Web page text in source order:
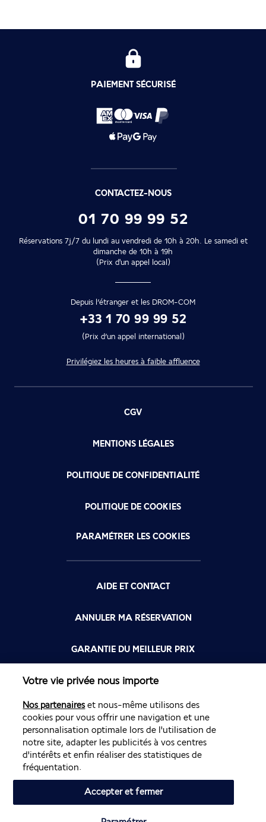
PAIEMENT SÉCURISÉ
CONTACTEZ-NOUS
01 70 99 99 52
Réservations 7j/7 du lundi au vendredi de 10h à 20h. Le samedi et
dimanche de 10h à 19h
(Prix d'un appel local)
Depuis l’étranger et les DROM-COM
+33 1 70 99 99 52
(Prix d’un appel international)
Privilégiez les heures à faible affluence
CGV
MENTIONS LÉGALES
POLITIQUE DE CONFIDENTIALITÉ
POLITIQUE DE COOKIES
PARAMÉTRER LES COOKIES
AIDE ET CONTACT
ANNULER MA RÉSERVATION
GARANTIE DU MEILLEUR PRIX
FLYING BLUE
FLEXIBILITÉ
Site édité par PerfectStay.com en partenariat avec Air France. Les
ventes sont réalisées par PerfectStay.com
Votre vie privée nous importe
Nos partenaireset nous-même utilisons des
cookies pour vous offrir une navigation et une
personnalisation optimale lors de l'utilisation de
notre site, adapter les publicités à vos centres
d'intérêts et enfin réaliser des statistiques de
fréquentation.
Accepter et fermer